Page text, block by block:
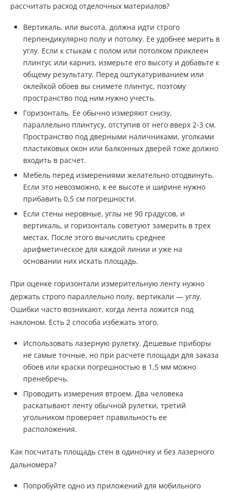
рассчитать расход отделочных материалов?
Вертикаль, или высота, должна идти строго
перпендикулярно полу и потолку. Ее удобнее мерить в
углу. Если к стыкам с полом или потолком приклеен
плинтус или карниз, измерьте его высоту и добавьте к
общему результату. Перед оштукатуриванием или
оклейкой обоев вы снимете плинтус, поэтому
пространство под ним нужно учесть.
Горизонталь. Ее обычно измеряют снизу,
параллельно плинтусу, отступив от него вверх 2-3 см.
Пространство под дверными наличниками, уголками
пластиковых окон или балконных дверей тоже должно
входить в расчет.
Мебель перед измерениями желательно отодвинуть.
Если это невозможно, к ее высоте и ширине нужно
прибавить 0,5 см погрешности.
Если стены неровные, углы не 90 градусов, и
вертикаль, и горизонталь советуют замерить в трех
местах. После этого вычислить среднее
арифметическое для каждой линии и уже на
основании них искать площадь.
При оценке горизонтали измерительную ленту нужно
держать строго параллельно полу, вертикали — углу.
Ошибки часто возникают, когда лента ложится под
наклоном. Есть 2 способа избежать этого.
Использовать лазерную рулетку. Дешевые приборы
не самые точные, но при расчете площади для заказа
обоев или краски погрешностью в 1,5 мм можно
пренебречь.
Проводить измерения втроем. Два человека
раскатывают ленту обычной рулетки, третий
угольником проверяет правильность ее
расположения.
Как посчитать площадь стен в одиночку и без лазерного
дальномера?
Попробуйте одно из приложений для мобильного